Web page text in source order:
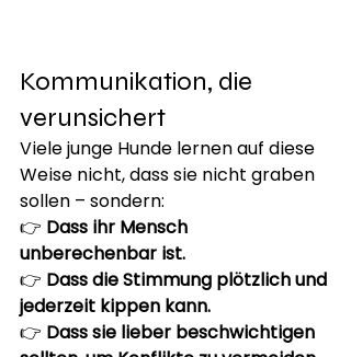
Kommunikation, die
verunsichert
Viele junge Hunde lernen auf diese
Weise nicht, dass sie nicht graben
sollen – sondern:
👉 Dass ihr Mensch
unberechenbar ist.
👉 Dass die Stimmung plötzlich und
jederzeit kippen kann.
👉 Dass sie lieber beschwichtigen